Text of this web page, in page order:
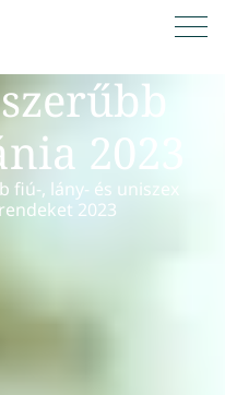
2023
fiú-, lány- és uniszex
2023